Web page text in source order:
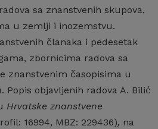
sa znanstvenih skupova,
u zemlji i inozemstvu.
članaka i pedesetak
zbornicima radova sa
znanstvenim časopisima u
Popis objavljenih radova A. Bilić
Hrvatske znanstvene
16994, MBZ: 229436), na